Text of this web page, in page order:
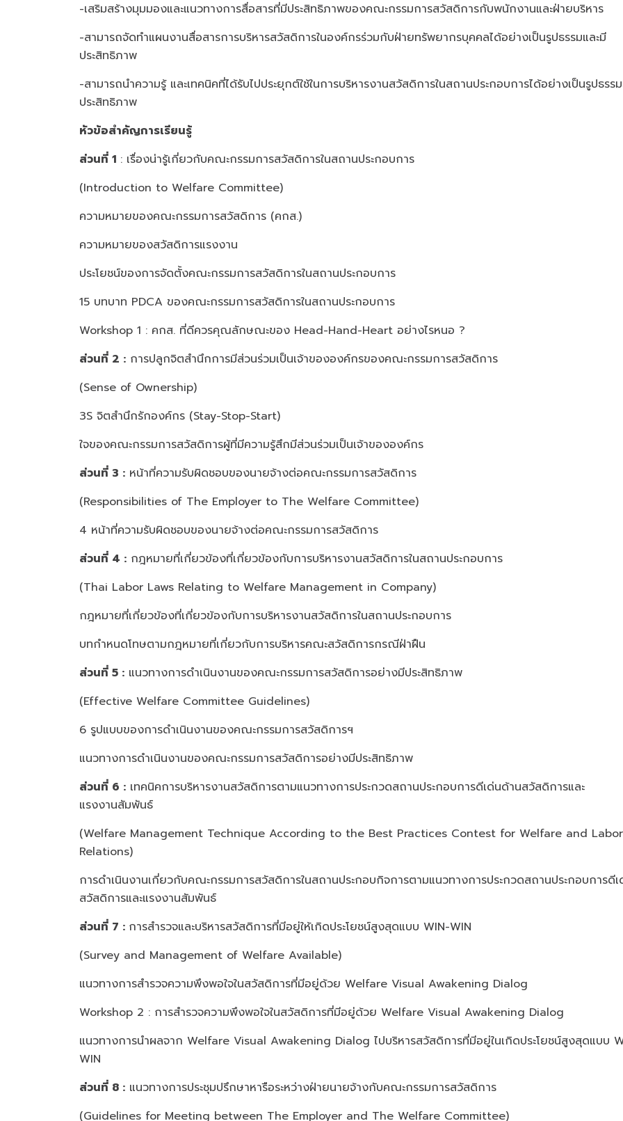
-เสริมสร้างมุมมองและแนวทางการสื่อสารที่มีประสิทธิภาพของคณะกรรมการสวัสดิการกับพนักงานและฝ่ายบริหาร
-สามารถจัดทำแผนงานสื่อสารการบริหารสวัสดิการในองค์กรร่วมกับฝ่ายทรัพยากรบุคคลได้อย่างเป็นรูปธรรมและมี
ประสิทธิภาพ
-สามารถนำความรู้ และเทคนิคที่ได้รับไปประยุกต์ใช้ในการบริหารงานสวัสดิการในสถานประกอบการได้อย่างเป็นรูปธรร
ประสิทธิภาพ
หัวข้อสำคัญการเรียนรู้
ส่วนที่ 1 : เรื่องน่ารู้เกี่ยวกับคณะกรรมการสวัสดิการในสถานประกอบการ
(Introduction to Welfare Committee)
ความหมายของคณะกรรมการสวัสดิการ (คกส.)
ความหมายของสวัสดิการแรงงาน
ประโยชน์ของการจัดตั้งคณะกรรมการสวัสดิการในสถานประกอบการ
15 บทบาท PDCA ของคณะกรรมการสวัสดิการในสถานประกอบการ
Workshop 1 : คกส. ที่ดีควรคุณลักษณะของ Head-Hand-Heart อย่างไรหนอ ?
ส่วนที่ 2 : การปลูกจิตสำนึกการมีส่วนร่วมเป็นเจ้าขององค์กรของคณะกรรมการสวัสดิการ
(Sense of Ownership)
3S จิตสำนึกรักองค์กร (Stay-Stop-Start)
ใจของคณะกรรมการสวัสดิการผู้ที่มีความรู้สึกมีส่วนร่วมเป็นเจ้าขององค์กร
ส่วนที่ 3 : หน้าที่ความรับผิดชอบของนายจ้างต่อคณะกรรมการสวัสดิการ
(Responsibilities of The Employer to The Welfare Committee)
4 หน้าที่ความรับผิดชอบของนายจ้างต่อคณะกรรมการสวัสดิการ
ส่วนที่ 4 : กฎหมายที่เกี่ยวข้องที่เกี่ยวข้องกับการบริหารงานสวัสดิการในสถานประกอบการ
(Thai Labor Laws Relating to Welfare Management in Company)
กฎหมายที่เกี่ยวข้องที่เกี่ยวข้องกับการบริหารงานสวัสดิการในสถานประกอบการ
บทกำหนดโทษตามกฎหมายที่เกี่ยวกับการบริหารคณะสวัสดิการกรณีฝ่าฝืน
ส่วนที่ 5 : แนวทางการดำเนินงานของคณะกรรมการสวัสดิการอย่างมีประสิทธิภาพ
(Effective Welfare Committee Guidelines)
6 รูปแบบของการดำเนินงานของคณะกรรมการสวัสดิการฯ
แนวทางการดำเนินงานของคณะกรรมการสวัสดิการอย่างมีประสิทธิภาพ
ส่วนที่ 6 : เทคนิคการบริหารงานสวัสดิการตามแนวทางการประกวดสถานประกอบการดีเด่นด้านสวัสดิการและ
แรงงานสัมพันธ์
(Welfare Management Technique According to the Best Practices Contest for Welfare and Labor
Relations)
การดำเนินงานเกี่ยวกับคณะกรรมการสวัสดิการในสถานประกอบกิจการตามแนวทางการประกวดสถานประกอบการดี
สวัสดิการและแรงงานสัมพันธ์
ส่วนที่ 7 : การสำรวจและบริหารสวัสดิการที่มีอยู่ให้เกิดประโยชน์สูงสุดแบบ WIN-WIN
(Survey and Management of Welfare Available)
แนวทางการสำรวจความพึงพอใจในสวัสดิการที่มีอยู่ด้วย Welfare Visual Awakening Dialog
Workshop 2 : การสำรวจความพึงพอใจในสวัสดิการที่มีอยู่ด้วย Welfare Visual Awakening Dialog
แนวทางการนำผลจาก Welfare Visual Awakening Dialog ไปบริหารสวัสดิการที่มีอยู่ในเกิดประโยชน์สูงสุดแบบ
WIN
ส่วนที่ 8 : แนวทางการประชุมปรึกษาหารือระหว่างฝ่ายนายจ้างกับคณะกรรมการสวัสดิการ
(Guidelines for Meeting between The Employer and The Welfare Committee)